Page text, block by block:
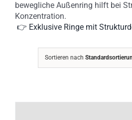
bewegliche Außenring hilft bei
Konzentration.
👉 Exklusive Ringe mit
Sortieren nach